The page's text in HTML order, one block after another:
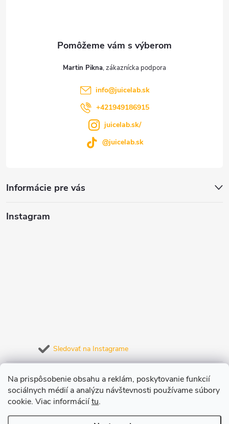
Na prispôsobenie obsahu a reklám, poskytovanie funkcií
sociálnych médií a analýzu návštevnosti používame súbory
cookie. Viac informáciítu.
Informácie pre vás
Martin Pikna
info@juicelab.sk
+421949186915
juicelab.sk/
@juicelab.sk
Instagram
Sledovať na Instagrame
Prijímame online platby